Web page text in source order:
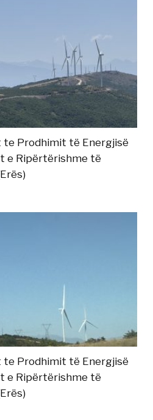
Prodhimit të Energjisë
e Ripërtërishme të
Prodhimit të Energjisë
e Ripërtërishme të